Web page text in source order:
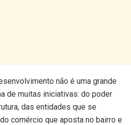
não é uma grande
de muitas iniciativas: do poder
das entidades que se
comércio que aposta no bairro e